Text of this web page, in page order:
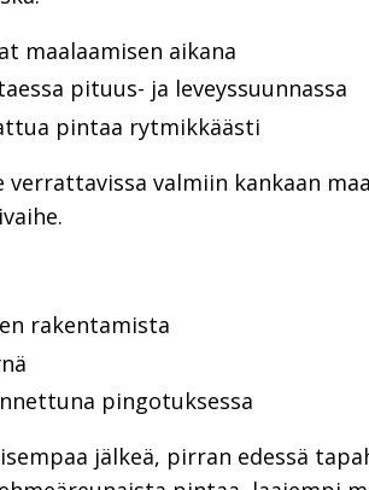
maalaamisen aikana
pituus- ja leveyssuunnassa
pintaa rytmikkäästi
verrattavissa valmiin kankaan
rakentamista
pingotuksessa
jälkeä, pirran edessä